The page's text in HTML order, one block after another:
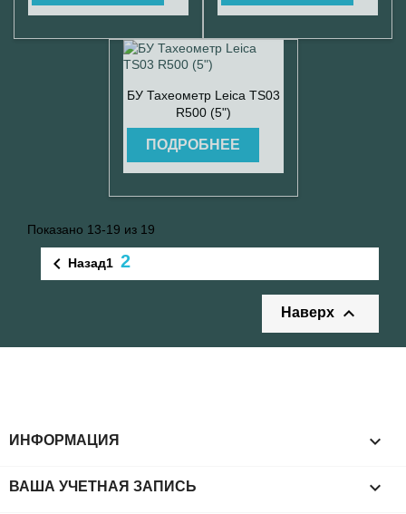
Быстрый просмотр
БУ Тахеометр Leica TS03
R500 (5")
ПОДРОБНЕЕ
Показано 13-19 из 19
 Назад1 2
Наверх 
ИНФОРМАЦИЯ 
ВАША УЧЕТНАЯ ЗАПИСЬ 